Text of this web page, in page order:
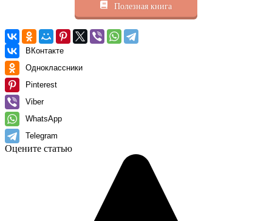
Полезная книга
ВКонтакте
Одноклассники
Pinterest
Viber
WhatsApp
Telegram
Оцените статью